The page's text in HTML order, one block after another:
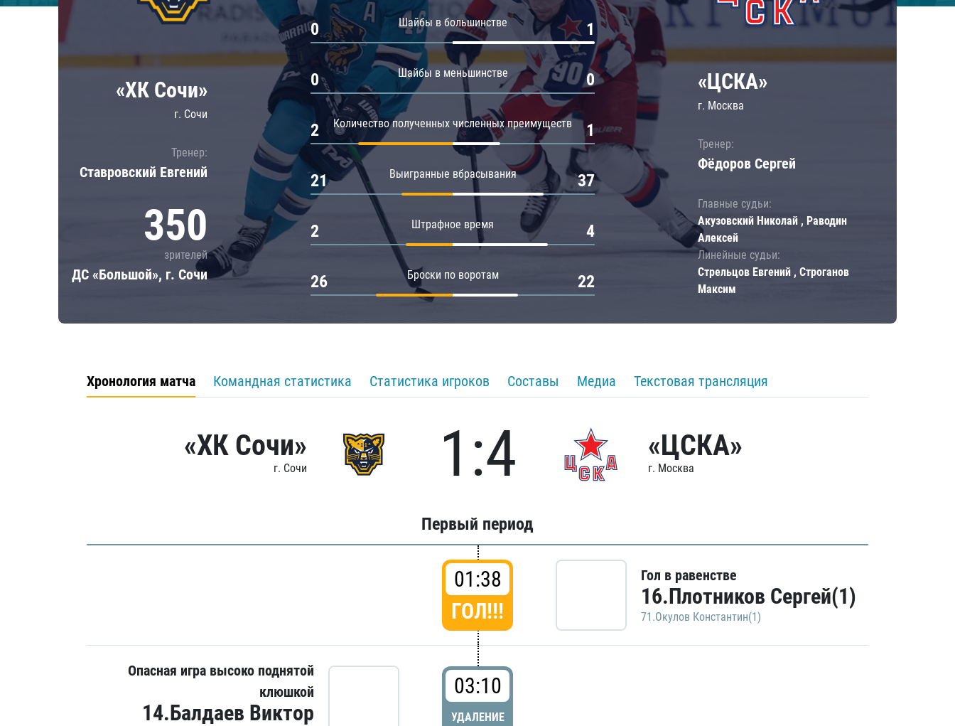
Локомотив
ЦСКА
Шанхайские Драконы
Амур
Барыс
Салават Юлаев
«ХК Сочи»
г. Сочи
Тренер:
Ставровский Евгений
350
зрителей
ДС «Большой», г. Сочи
Шайбы в большинстве
0 1
Шайбы в меньшинстве
0 0
Количество полученных численных преимуществ
2 1
Выигранные вбрасывания
21 37
Штрафное время
2 4
Броски по воротам
26 22
«ЦСКА»
г. Москва
Тренер:
Фёдоров Сергей
Главные судьи:
Акузовский Николай , Раводин
Алексей
Линейные судьи:
Стрельцов Евгений , Строганов
Максим
Хронология матча Командная статистика Статистика игроков Составы Медиа Текстовая трансляция
«ХК Сочи»
г. Сочи 1:4 «ЦСКА»
г. Москва
Первый период
01:38
ГОЛ!!!
Гол в равенстве
16.Плотников Сергей(1)
71.Окулов Константин(1)
Опасная игра высоко поднятой
клюшкой
14.Балдаев Виктор
03:10
УДАЛЕНИЕ